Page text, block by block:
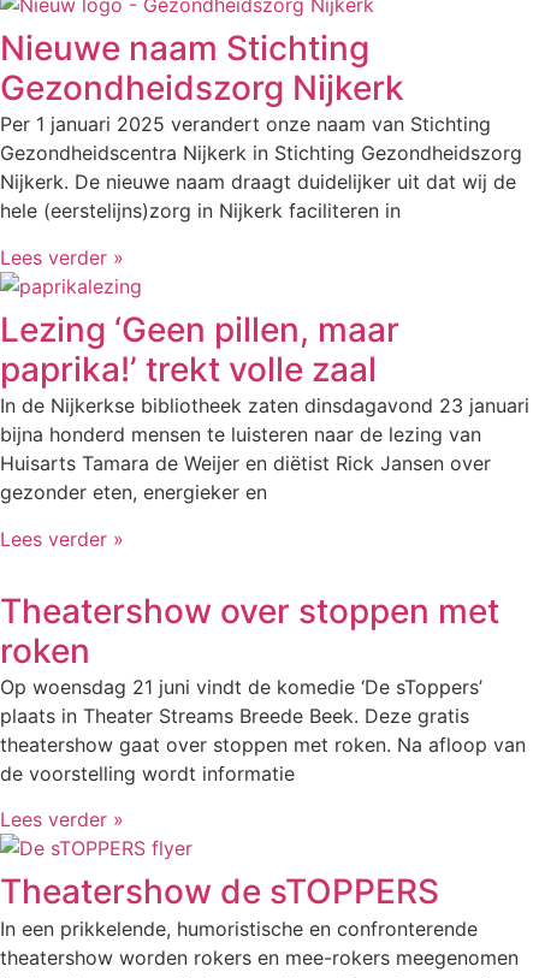
Nieuwe naam Stichting
Gezondheidszorg Nijkerk
Per 1 januari 2025 verandert onze naam van Stichting
Gezondheidscentra Nijkerk in Stichting Gezondheidszorg
Nijkerk. De nieuwe naam draagt duidelijker uit dat wij de
hele (eerstelijns)zorg in Nijkerk faciliteren in
Lees verder »
Lezing ‘Geen pillen, maar
paprika!’ trekt volle zaal
In de Nijkerkse bibliotheek zaten dinsdagavond 23 januari
bijna honderd mensen te luisteren naar de lezing van
Huisarts Tamara de Weijer en diëtist Rick Jansen over
gezonder eten, energieker en
Lees verder »
Theatershow over stoppen met
roken
Op woensdag 21 juni vindt de komedie ‘De sToppers’
plaats in Theater Streams Breede Beek. Deze gratis
theatershow gaat over stoppen met roken. Na afloop van
de voorstelling wordt informatie
Lees verder »
Theatershow de sTOPPERS
In een prikkelende, humoristische en confronterende
theatershow worden rokers en mee-rokers meegenomen